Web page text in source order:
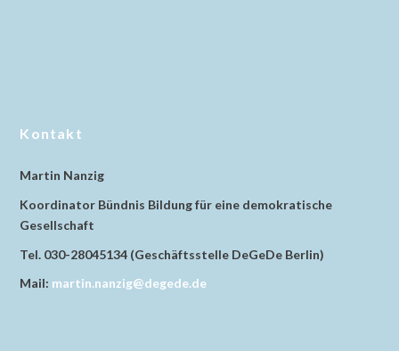
Kontakt
Martin Nanzig
Koordinator Bündnis Bildung für eine demokratische
Gesellschaft
Tel. 030-28045134 (Geschäftsstelle DeGeDe Berlin)
Mail: martin.nanzig@degede.de